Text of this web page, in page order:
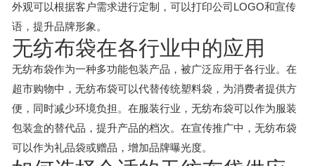
外观可以根据客户需求进行定制，可以打印公司LOGO和宣传
语，提升品牌形象。
无纺布袋在各行业中的应用
无纺布袋作为一种多功能包装产品，被广泛应用于各行业。在
超市购物中，无纺布袋可以代替传统塑料袋，为消费者提供方
便，同时减少环境负担。在服装行业，无纺布袋可以作为服装
包装盒的替代品，提升产品的档次。在宣传推广中，无纺布袋
可以作为礼品袋或赠品，增加品牌曝光度。